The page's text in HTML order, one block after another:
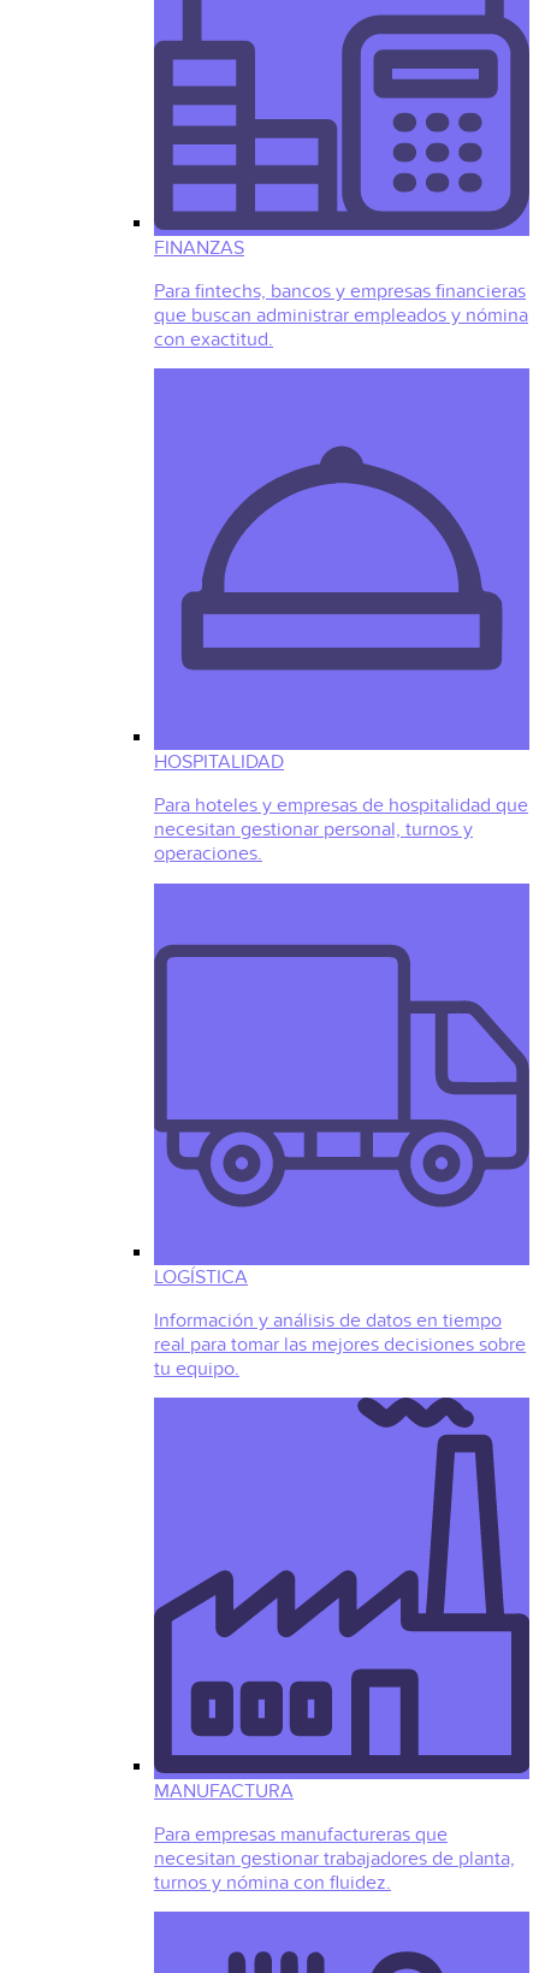
FINANZAS
Para fintechs, bancos y empresas financieras
que buscan administrar empleados y nómina
con exactitud.
HOSPITALIDAD
Para hoteles y empresas de hospitalidad que
necesitan gestionar personal, turnos y
operaciones.
LOGÍSTICA
Información y análisis de datos en tiempo
real para tomar las mejores decisiones sobre
tu equipo.
MANUFACTURA
Para empresas manufactureras que
necesitan gestionar trabajadores de planta,
turnos y nómina con fluidez.